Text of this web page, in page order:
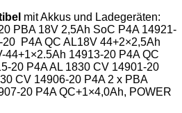
mit Akkus und Ladegeräten:
PBA 18V 2,5Ah SoC P4A 14921-
20 P4A QC AL18V 44+2×2,5Ah
44+1×2.5Ah 14913-20 P4A QC
20 P4A AL 1830 CV 14901-20
CV 14906-20 P4A 2 x PBA
20 P4A QC+1×4,0Ah, POWER